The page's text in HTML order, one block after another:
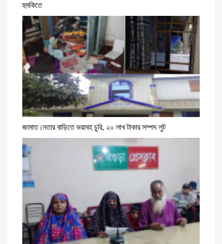
হুমকিতে
জামাত নেতার বাড়িতে ভয়াবহ চুরি, ২০ লাখ টাকার সম্পদ লুট